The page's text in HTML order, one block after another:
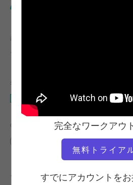
完全なワークアウ
無料トライア
すでにアカウントを
教師
アンドレア・マイダ
必要な機材
マット
の類似クラスを検索
10～20分 マット
その他のワークアウト